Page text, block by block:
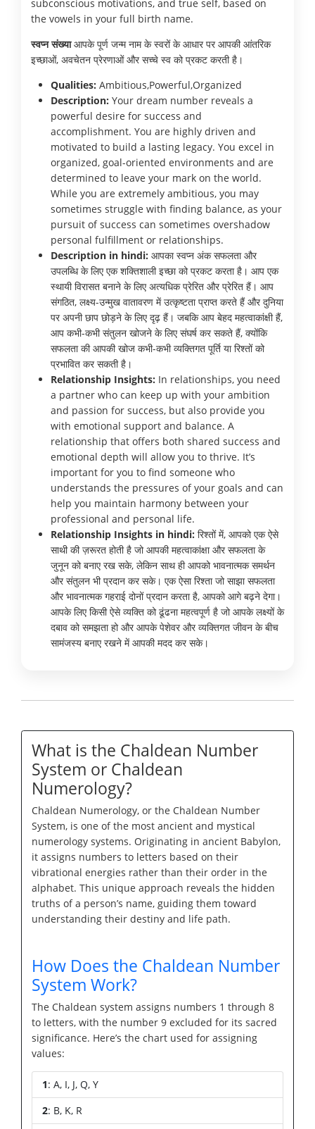
subconscious motivations, and true self, based on
the vowels in your full birth name.
स्वप्न संख्याआपके पूर्ण जन्म नाम के स्वरों के आधार पर आपकी आंतरिक
इच्छाओं, अवचेतन प्रेरणाओं और सच्चे स्व को प्रकट करती है।
Qualities: Ambitious,Powerful,Organized
Description: Your dream number reveals a
powerful desire for success and
accomplishment. You are highly driven and
motivated to build a lasting legacy. You excel in
organized, goal-oriented environments and are
determined to leave your mark on the world.
While you are extremely ambitious, you may
sometimes struggle with finding balance, as your
pursuit of success can sometimes overshadow
personal fulfillment or relationships.
Description in hindi: आपका स्वप्न अंक सफलता और
उपलब्धि के लिए एक शक्तिशाली इच्छा को प्रकट करता है। आप एक
स्थायी विरासत बनाने के लिए अत्यधिक प्रेरित और प्रेरित हैं। आप
संगठित, लक्ष्य-उन्मुख वातावरण में उत्कृष्टता प्राप्त करते हैं और दुनिया
पर अपनी छाप छोड़ने के लिए दृढ़ हैं। जबकि आप बेहद महत्वाकांक्षी हैं,
आप कभी-कभी संतुलन खोजने के लिए संघर्ष कर सकते हैं, क्योंकि
सफलता की आपकी खोज कभी-कभी व्यक्तिगत पूर्ति या रिश्तों को
प्रभावित कर सकती है।
Relationship Insights: In relationships, you need
a partner who can keep up with your ambition
and passion for success, but also provide you
with emotional support and balance. A
relationship that offers both shared success and
emotional depth will allow you to thrive. It’s
important for you to find someone who
understands the pressures of your goals and can
help you maintain harmony between your
professional and personal life.
Relationship Insights in hindi: रिश्तों में, आपको एक ऐसे
साथी की ज़रूरत होती है जो आपकी महत्वाकांक्षा और सफलता के
जुनून को बनाए रख सके, लेकिन साथ ही आपको भावनात्मक समर्थन
और संतुलन भी प्रदान कर सके। एक ऐसा रिश्ता जो साझा सफलता
और भावनात्मक गहराई दोनों प्रदान करता है, आपको आगे बढ़ने देगा।
आपके लिए किसी ऐसे व्यक्ति को ढूंढना महत्वपूर्ण है जो आपके लक्ष्यों के
दबाव को समझता हो और आपके पेशेवर और व्यक्तिगत जीवन के बीच
सामंजस्य बनाए रखने में आपकी मदद कर सके।
What is the Chaldean Number
System or Chaldean
Numerology?
Chaldean Numerology, or the Chaldean Number
System, is one of the most ancient and mystical
numerology systems. Originating in ancient Babylon,
it assigns numbers to letters based on their
vibrational energies rather than their order in the
alphabet. This unique approach reveals the hidden
truths of a person’s name, guiding them toward
understanding their destiny and life path.
How Does the Chaldean Number
System Work?
The Chaldean system assigns numbers 1 through 8
to letters, with the number 9 excluded for its sacred
significance. Here’s the chart used for assigning
values:
1: A, I, J, Q, Y
2: B, K, R